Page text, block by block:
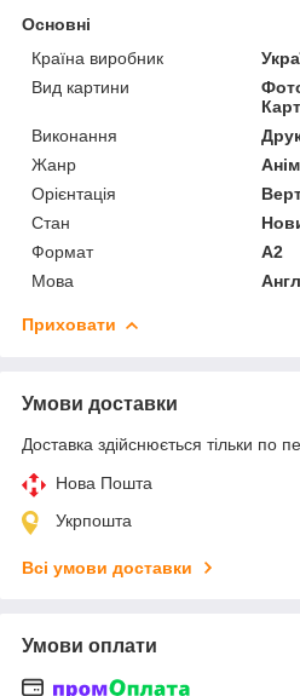
Основні
Країна виробник
Вид картини
Виконання
Жанр
Орієнтація
Стан
Формат
A2
Мова
Приховати
Умови доставки
Доставка здійснюється тільки по
Нова Пошта
Укрпошта
Всі умови доставки
Умови оплати